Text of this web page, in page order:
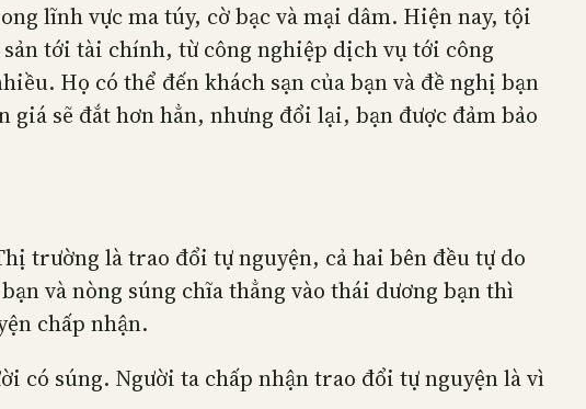
lĩnh vực ma túy, cờ bạc và mại dâm. Hiện nay, tội
tới tài chính, từ công nghiệp dịch vụ tới công
Họ có thể đến khách sạn của bạn và đề nghị bạn
giá sẽ đắt hơn hẳn, nhưng đổi lại, bạn được đảm bảo
trường là trao đổi tự nguyện, cả hai bên đều tự do
và nòng súng chĩa thẳng vào thái dương bạn thì
chấp nhận.
có súng. Người ta chấp nhận trao đổi tự nguyện là vì